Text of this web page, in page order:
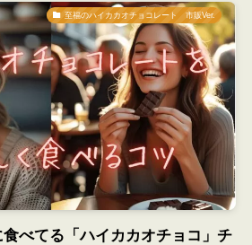
至福のハイカカオチョコレート 市販Ver.
べてる「ハイカカオチョコ」チ